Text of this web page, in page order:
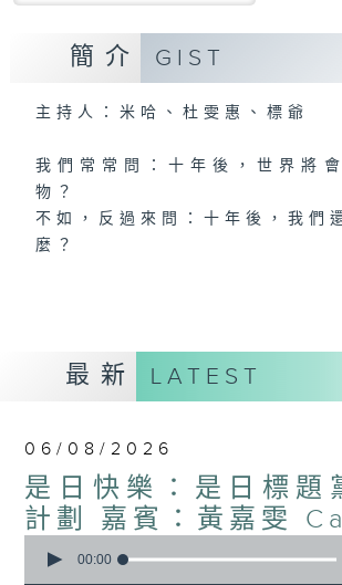
簡介 GIST
主持人：米哈、杜雯惠、標爺
我們常常問：十年後，世界將
物？
不如，反過來問：十年後，我們
麼？
但是，當我們在日常生活裡找到
以聚焦、可以重新理解世界的一
最新 LATEST
06/08/2026
是日快樂：是日標題
計劃 嘉賓：黃嘉雯
seconds
00:00